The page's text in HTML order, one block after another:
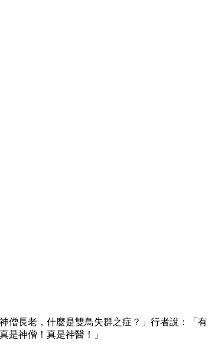
僧長老，什麼是雙鳥失群之症？」行者說：「有
是神僧！真是神醫！」